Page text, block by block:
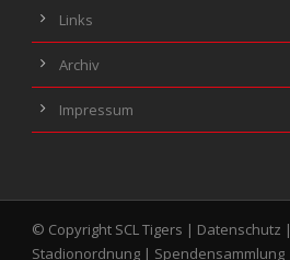
Links
Archiv
Impressum
© Copyright SCL Tigers | Datenschutz |
Stadionordnung | Spendensammlung